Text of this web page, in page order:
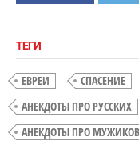
ТЕГИ
ЕВРЕИ СПАСЕНИЕ
АНЕКДОТЫ ПРО РУССКИХ
АНЕКДОТЫ ПРО МУЖИКОВ